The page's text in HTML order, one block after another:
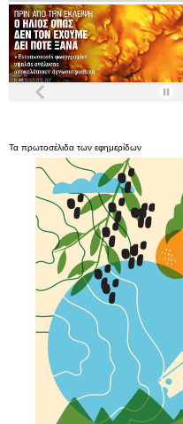
Τα πρωτοσέλιδα των εφημερίδων